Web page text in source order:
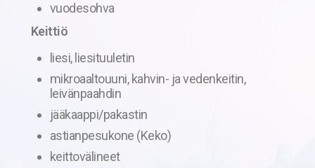
vuodesohva
Keittiö
liesi, liesituuletin
mikroaaltouuni, kahvin- ja vedenkeitin,
leivänpaahdin
jääkaappi/pakastin
astianpesukone (Keko)
keittovälineet